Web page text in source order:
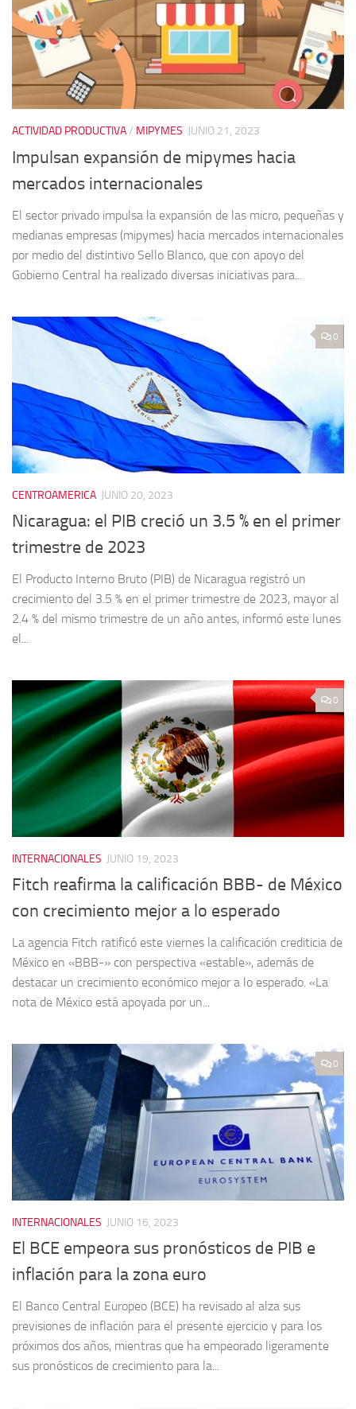
ACTIVIDAD PRODUCTIVA/ MIPYMES JUNIO 21, 2023
Impulsan expansión de mipymes hacia
mercados internacionales
El sector privado impulsa la expansión de las micro, pequeñas y
medianas empresas (mipymes) hacia mercados internacionales
por medio del distintivo Sello Blanco, que con apoyo del
Gobierno Central ha realizado diversas iniciativas para...
0
CENTROAMERICA JUNIO 20, 2023
Nicaragua: el PIB creció un 3.5 % en el primer
trimestre de 2023
El Producto Interno Bruto (PIB) de Nicaragua registró un
crecimiento del 3.5 % en el primer trimestre de 2023, mayor al
2.4 % del mismo trimestre de un año antes, informó este lunes
el...
0
INTERNACIONALES JUNIO 19, 2023
Fitch reafirma la calificación BBB- de México
con crecimiento mejor a lo esperado
La agencia Fitch ratificó este viernes la calificación crediticia de
México en «BBB-» con perspectiva «estable», además de
destacar un crecimiento económico mejor a lo esperado. «La
nota de México está apoyada por un...
0
INTERNACIONALES JUNIO 16, 2023
El BCE empeora sus pronósticos de PIB e
inflación para la zona euro
El Banco Central Europeo (BCE) ha revisado al alza sus
previsiones de inflación para el presente ejercicio y para los
próximos dos años, mientras que ha empeorado ligeramente
sus pronósticos de crecimiento para la...